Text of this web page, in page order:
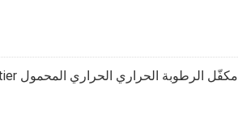
مكفّل الرطوبة الحراري الحراري المحمول Peltier / المبرد الحراري